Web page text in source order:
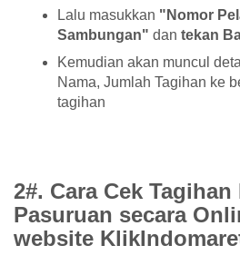
Lalu masukkan "Nomor
Sambungan" dan tekan
Kemudian akan muncul
Nama, Jumlah Tagihan ke
tagihan
2#. Cara Cek Tagihan
Pasuruan secara
website